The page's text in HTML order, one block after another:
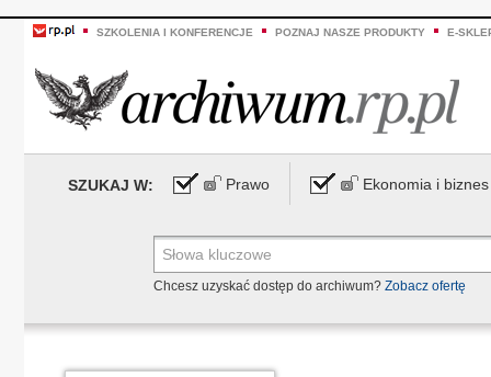
SZKOLENIA I KONFERENCJE POZNAJ NASZE PRODUKTY E-
SZUKAJ W: Prawo Ekonomia i biznes
Chcesz uzyskać dostęp do archiwum? Zobacz ofertę